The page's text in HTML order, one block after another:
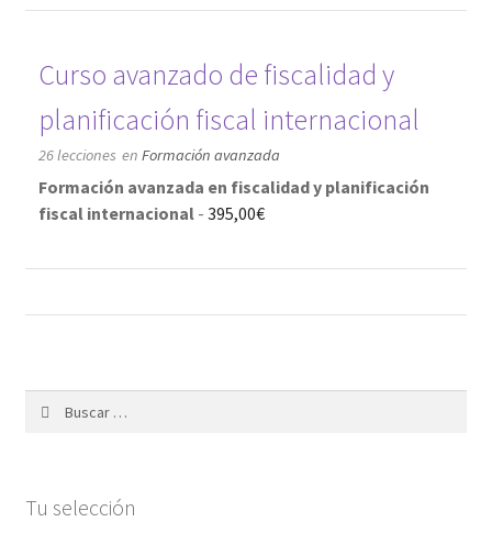
Curso avanzado de fiscalidad y
planificación fiscal internacional
26 lecciones en Formación avanzada
Formación avanzada en fiscalidad y planificación
fiscal internacional - 395,00€
Tu selección